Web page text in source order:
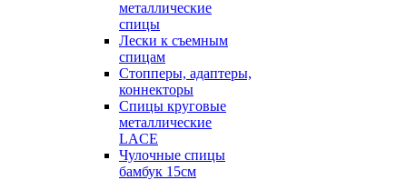
металлические
спицы
Лески к съемным
спицам
Стопперы, адаптеры,
коннекторы
Спицы круговые
металлические
LACE
Чулочные спицы
бамбук 15см